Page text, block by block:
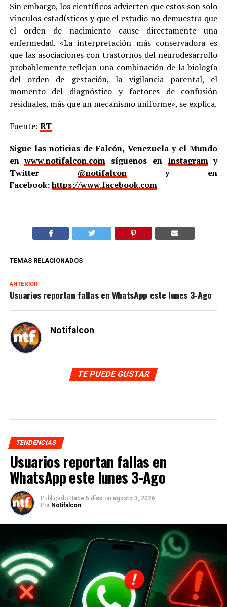
Sin embargo, los científicos advierten que estos son solo
vínculos estadísticos y que el estudio no demuestra que
el orden de nacimiento cause directamente una
enfermedad. «La interpretación más conservadora es
que las asociaciones con trastornos del neurodesarrollo
probablemente reflejan una combinación de la biología
del orden de gestación, la vigilancia parental, el
momento del diagnóstico y factores de confusión
residuales, más que un mecanismo uniforme», se explica.
Fuente: RT
Sigue las noticias de Falcón, Venezuela y el Mundo
enwww.notifalcon.com síguenos en Instagramy
Twitter @notifalcony en
Facebook:https://www.facebook.com
TEMAS RELACIONADOS
ANTERIOR
Usuarios reportan fallas en WhatsApp este lunes 3-Ago
Notifalcon
TE PUEDE GUSTAR
TENDENCIAS
Usuarios reportan fallas en
WhatsApp este lunes 3-Ago
Publicado Hace 5 días on agosto 3, 2026
Por Notifalcon